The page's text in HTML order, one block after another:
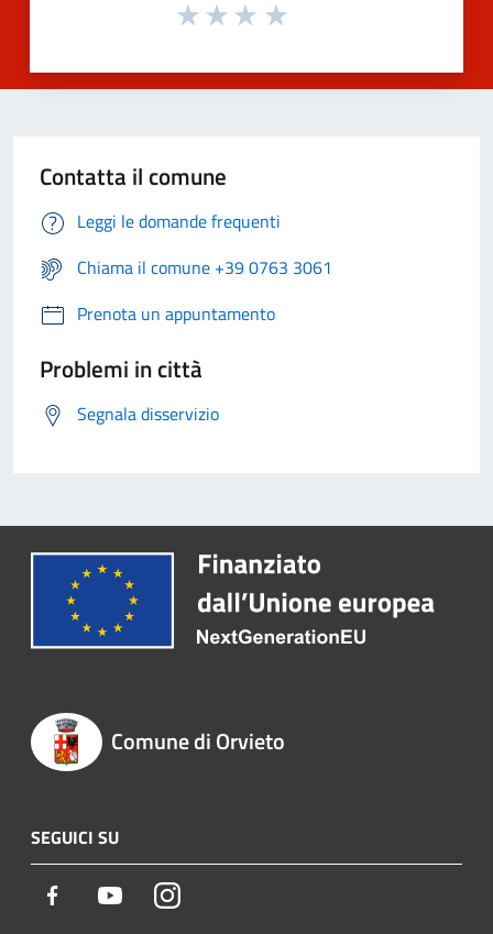
Contatta il comune
Leggi le domande frequenti
Chiama il comune +39 0763 3061
Prenota un appuntamento
Problemi in città
Segnala disservizio
Comune di Orvieto
SEGUICI SU
Facebook YoutubeInstagram